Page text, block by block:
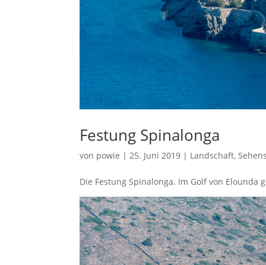
Festung Spinalonga
von powie | 25. Juni 2019 | Landschaft,
Die Festung Spinalonga. Im Golf von